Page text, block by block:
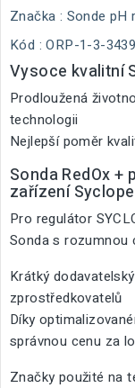
Značka : Sonde pH
Kód : ORP-1-3-3439
Vysoce kvalitní
Prodloužená
technologii
Nejlepší poměr
Sonda RedOx
zařízení Syclope
Pro regulátor
Sonda s rozumnou
Krátký
zprostředkovatelů
Díky
správnou cenu za
Značky použité na